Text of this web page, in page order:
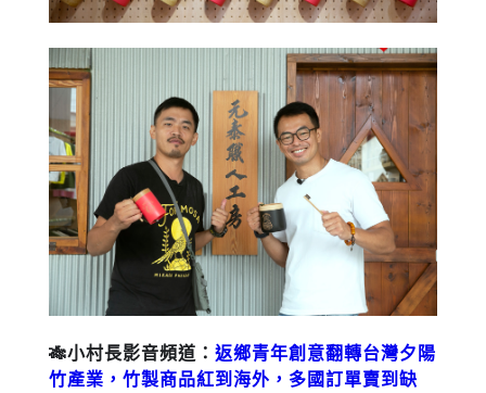
🎋小村長影音頻道： 返鄉青年創意翻轉台灣夕陽
竹產業，竹製商品紅到海外，多國訂單賣到缺